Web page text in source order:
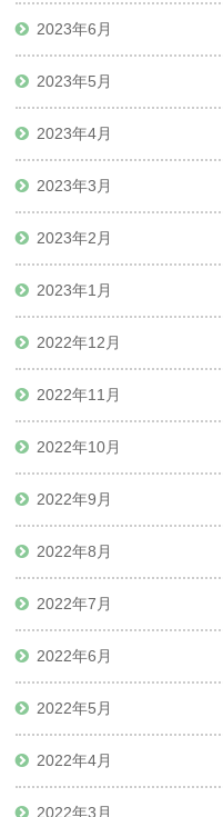
2023年6月
2023年5月
2023年4月
2023年3月
2023年2月
2023年1月
2022年12月
2022年11月
2022年10月
2022年9月
2022年8月
2022年7月
2022年6月
2022年5月
2022年4月
2022年3月